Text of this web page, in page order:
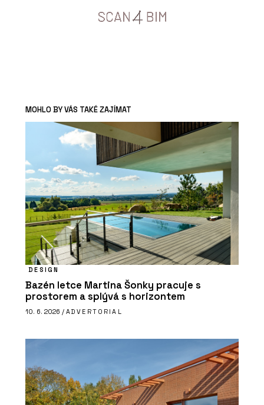
MOHLO BY VÁS TAKÉ ZAJÍMAT
DESIGN
Bazén letce Martina Šonky pracuje s
prostorem a splývá s horizontem
10. 6. 2026 / ADVERTORIAL